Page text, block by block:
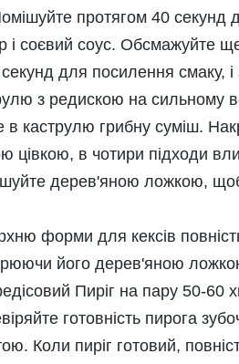
протягом 40
і соєвий соус. Обсмажуйте
для посилення смаку, і
з редискою на сильному
в каструлю грибну суміш.
цівкою, в чотири підходи
дерев'яною ложкою,
форми для кексів
його дерев'яною
Пиріг на пару 50-60
готовність пирога
Коли пиріг готовий,